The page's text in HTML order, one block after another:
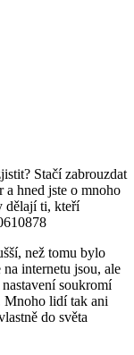
Stačí zabrouzdat
a hned jste o mnoho
dělají ti, kteří
než tomu bylo
internetu jsou, ale
soukromí
Mnoho lidí tak ani
do světa